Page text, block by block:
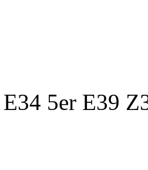
5er E39